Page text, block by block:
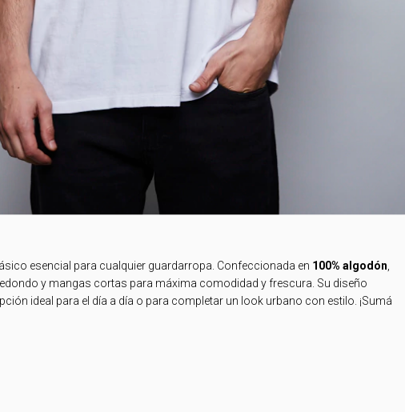
esencial para cualquier guardarropa. Confeccionada en 100% algodón
y mangas cortas para máxima comodidad y frescura. Su diseño
ideal para el día a día o para completar un look urbano con estilo. ¡Sumá